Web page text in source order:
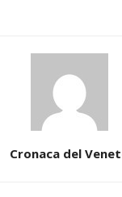
Cronaca del